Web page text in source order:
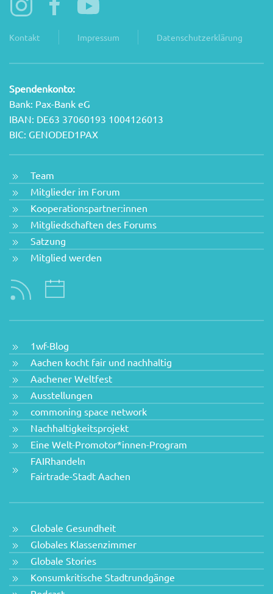
Kontakt Impressum Datenschutzerklärung
Spendenkonto:
Bank: Pax-Bank eG
IBAN: DE63 37060193 1004126013
BIC: GENODED1PAX
Team
Mitglieder im Forum
Kooperationspartner:innen
Mitgliedschaften des Forums
Satzung
Mitglied werden
1wf-Blog
Aachen kocht fair und nachhaltig
Aachener Weltfest
Ausstellungen
commoning space network
Nachhaltigkeitsprojekt
Eine Welt-Promotor*innen-Program
FAIRhandeln
Fairtrade-Stadt Aachen
Globale Gesundheit
Globales Klassenzimmer
Globale Stories
Konsumkritische Stadtrundgänge